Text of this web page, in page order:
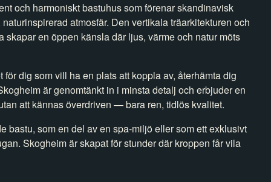
och harmoniskt bastuhus som förenar skandinavisk
atmosfär. Den vertikala träarkitekturen och
skapar en öppen känsla där ljus, värme och natur möts
för dig som vill ha en plats att koppla av, återhämta dig
är genomtänkt in i minsta detalj och erbjuder en
att kännas överdriven — bara ren, tidlös kvalitet.
bastu, som en del av en spa‑miljö eller som ett exklusivt
Skogheim är skapat för stunder där kroppen får vila